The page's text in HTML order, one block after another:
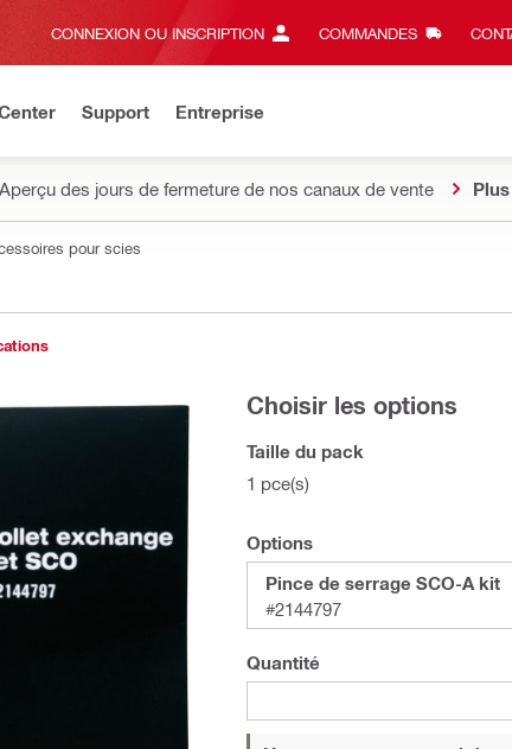
CONNEXION OU INSCRIPTION COMMANDES
Support Entreprise
Aperçu des jours de fermeture de nos canaux de vente
pour scies
Choisir les options
Taille du pack
1 pce(s)
Options
Pince de serrage SCO-A kit
#2144797
Quantité